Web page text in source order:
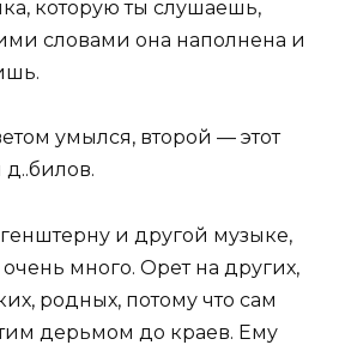
которую ты слушаешь,
словами она наполнена и
умылся, второй — этот
и другой музыке,
много. Орет на других,
родных, потому что сам
дерьмом до краев. Ему